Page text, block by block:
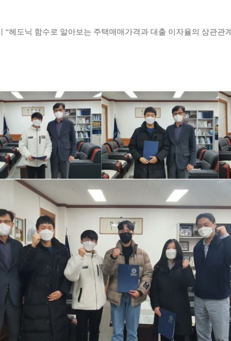
“헤도닉 함수로 알아보는 주택매매가격과 대출 이자율의 상관관계